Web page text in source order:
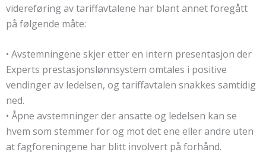
videreføring av tariffavtalene har blant annet foregått
på følgende måte:
• Avstemningene skjer etter en intern presentasjon der
Experts prestasjonslønnsystem omtales i positive
vendinger av ledelsen, og tariffavtalen snakkes samtidig
ned.
• Åpne avstemninger der ansatte og ledelsen kan se
hvem som stemmer for og mot det ene eller andre uten
at fagforeningene har blitt involvert på forhånd.